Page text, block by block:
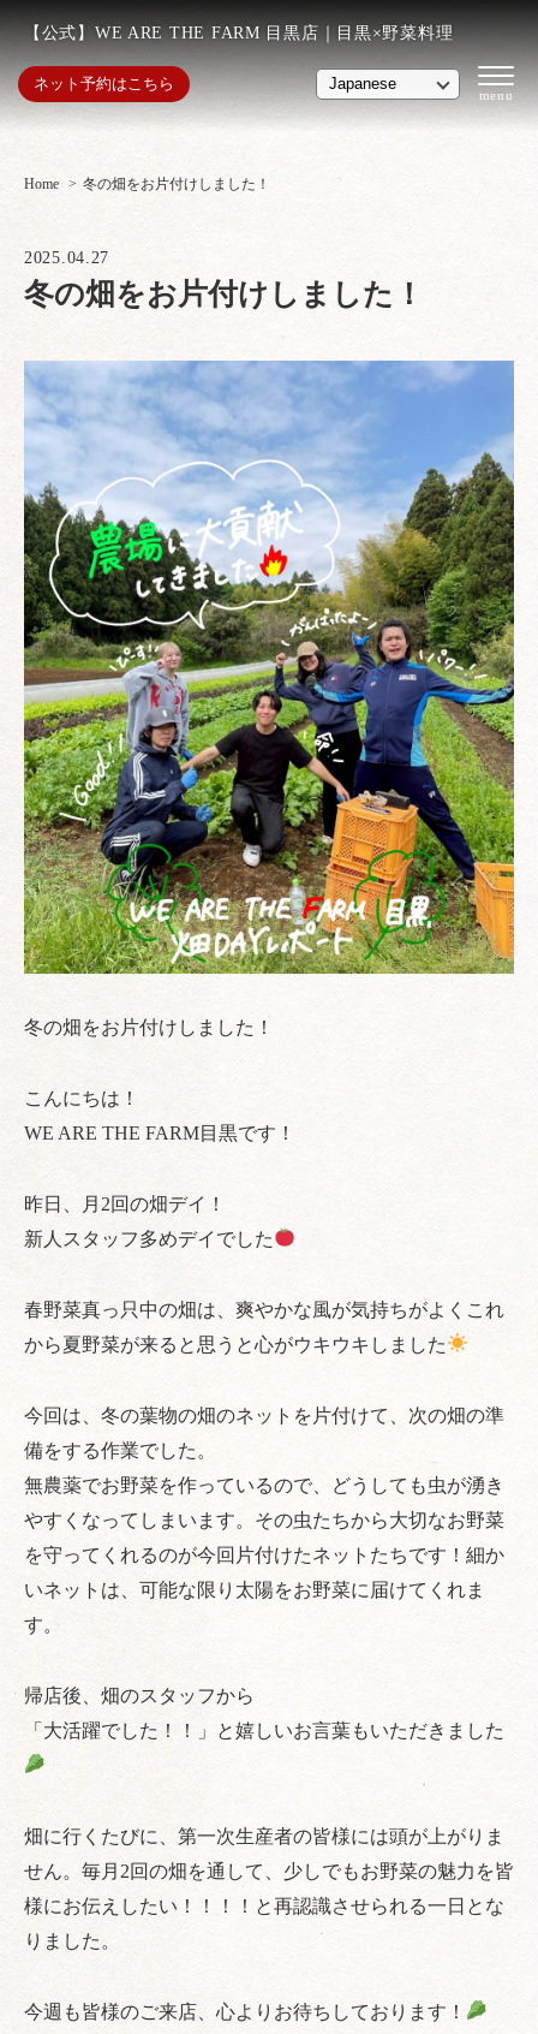
【公式】WE ARE THE FARM 目黒店｜目黒×野菜料理
ネット予約はこちら
Home 冬の畑をお片付けしました！
2025.04.27
冬の畑をお片付けしました！
冬の畑をお片付けしました！
こんにちは！
WE ARE THE FARM目黒です！
昨日、月2回の畑デイ！
新人スタッフ多めデイでした
春野菜真っ只中の畑は、爽やかな風が気持ちがよくこれ
から夏野菜が来ると思うと心がウキウキしました
今回は、冬の葉物の畑のネットを片付けて、次の畑の準
備をする作業でした。
無農薬でお野菜を作っているので、どうしても虫が湧き
やすくなってしまいます。その虫たちから大切なお野菜
を守ってくれるのが今回片付けたネットたちです！細か
いネットは、可能な限り太陽をお野菜に届けてくれま
す。
帰店後、畑のスタッフから
「大活躍でした！！」と嬉しいお言葉もいただきました
畑に行くたびに、第一次生産者の皆様には頭が上がりま
せん。毎月2回の畑を通して、少しでもお野菜の魅力を皆
様にお伝えしたい！！！！と再認識させられる一日とな
りました。
今週も皆様のご来店、心よりお待ちしております！